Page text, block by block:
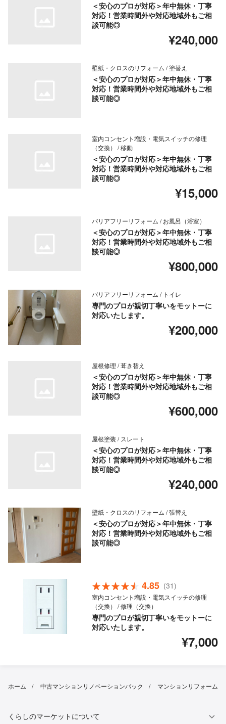
＜安心のプロが対応＞年中無休・丁寧
対応！営業時間外や対応地域外もご相
談可能◎
¥240,000
壁紙・クロスのリフォーム / 塗替え
＜安心のプロが対応＞年中無休・丁寧
対応！営業時間外や対応地域外もご相
談可能◎
室内コンセント増設・電気スイッチの修理
（交換） / 移動
＜安心のプロが対応＞年中無休・丁寧
対応！営業時間外や対応地域外もご相
談可能◎
¥15,000
バリアフリーリフォーム / お風呂（浴室）
＜安心のプロが対応＞年中無休・丁寧
対応！営業時間外や対応地域外もご相
談可能◎
¥800,000
バリアフリーリフォーム / トイレ
専門のプロが親切丁寧いをモットーに
対応いたします。
¥200,000
屋根修理 / 葺き替え
＜安心のプロが対応＞年中無休・丁寧
対応！営業時間外や対応地域外もご相
談可能◎
¥600,000
屋根塗装 / スレート
＜安心のプロが対応＞年中無休・丁寧
対応！営業時間外や対応地域外もご相
談可能◎
¥240,000
壁紙・クロスのリフォーム / 張替え
＜安心のプロが対応＞年中無休・丁寧
対応！営業時間外や対応地域外もご相
談可能◎
4.85 (31)
室内コンセント増設・電気スイッチの修理
（交換） / 修理（交換）
専門のプロが親切丁寧いをモットーに
対応いたします。
¥7,000
ホーム 中古マンションリノベーションパック マンションリフォーム
くらしのマーケットについて